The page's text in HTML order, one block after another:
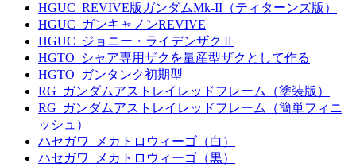
HGUC_REVIVE版ガンダムMk-II（ティターンズ版）
HGUC_ガンキャノンREVIVE
HGUC_ジョニー・ライデンザクⅡ
HGTO_シャア専用ザクを量産型ザクとして作る
HGTO_ガンタンク初期型
RG_ガンダムアストレイレッドフレーム（塗装版）
RG_ガンダムアストレイレッドフレーム（簡単フィニ
ッシュ）
ハセガワ_メカトロウィーゴ（白）
ハセガワ_メカトロウィーゴ（黒）